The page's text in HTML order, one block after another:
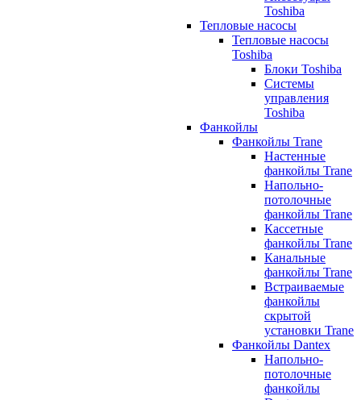
Toshiba
Тепловые насосы
Тепловые насосы
Toshiba
Блоки Toshiba
Системы
управления
Toshiba
Фанкойлы
Фанкойлы Trane
Настенные
фанкойлы Trane
Напольно-
потолочные
фанкойлы Trane
Кассетные
фанкойлы Trane
Канальные
фанкойлы Trane
Встраиваемые
фанкойлы
скрытой
установки Trane
Фанкойлы Dantex
Напольно-
потолочные
фанкойлы